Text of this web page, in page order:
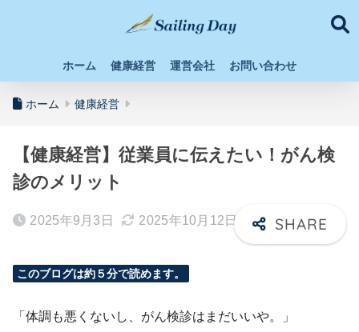
ホーム 健康経営 運営会社 お問い合わせ
ホーム 健康経営
【健康経営】従業員に伝えたい！がん検
診のメリット
2025年9月3日 2025年10月12日
このブログは約５分で読めます。
「体調も悪くないし、がん検診はまだいいや。」